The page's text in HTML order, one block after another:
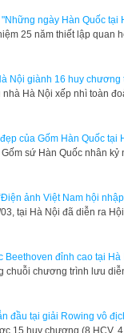
"Những ngày Hàn Quốc tại
25 năm thiết lập quan
Nội giành 16 huy chương
Hà Nội xếp nhì toàn
của Gốm Hàn Quốc tại
sứ Hàn Quốc nhân
ảnh Việt Nam hội
tại Hà Nội đã diễn ra
Beethoven đỉnh cao tại Hà
chuỗi chương trình lưu
đầu tại giải Rowing vô
15 huy chương (8 HCV,